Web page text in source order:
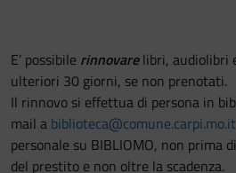
E’ possibile rinnovarelibri, audiolibri
ulteriori 30 giorni, se non prenotati.
Il rinnovo si effettua di persona in
mail a biblioteca@comune.carpi.mo.it
personale su BIBLIOMO, non prima
del prestito e non oltre la scadenza.